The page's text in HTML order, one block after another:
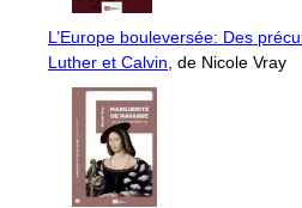
L’Europe bouleversée: Des
Luther et Calvin , de Nicole Vray